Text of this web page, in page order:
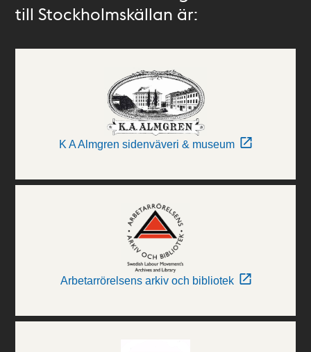
till Stockholmskällan är:
K A Almgren sidenväveri & museum
Arbetarrörelsens arkiv och bibliotek